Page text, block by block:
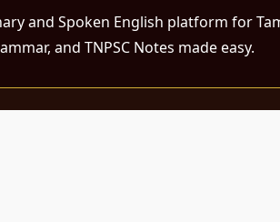
and Spoken English platform for
and TNPSC Notes made easy.